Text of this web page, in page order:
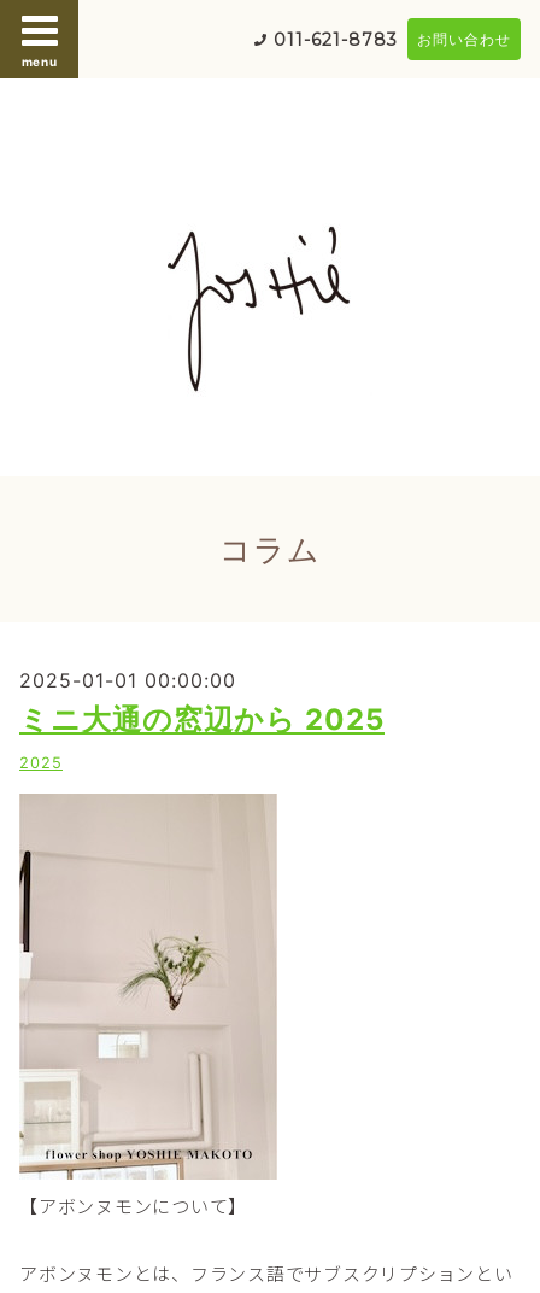
menu
011-621-8783 お問い合わせ
コラム
2025-01-01 00:00:00
ミニ大通の窓辺から 2025
2025
【アボンヌモンについて】
アボンヌモンとは、フランス語でサブスクリプションとい